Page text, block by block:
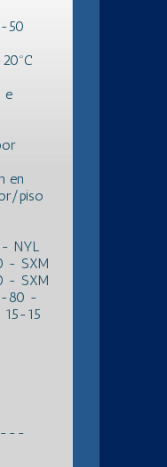
50
e
en
piso
- NYL
- SXM
- SXM
80 -
15